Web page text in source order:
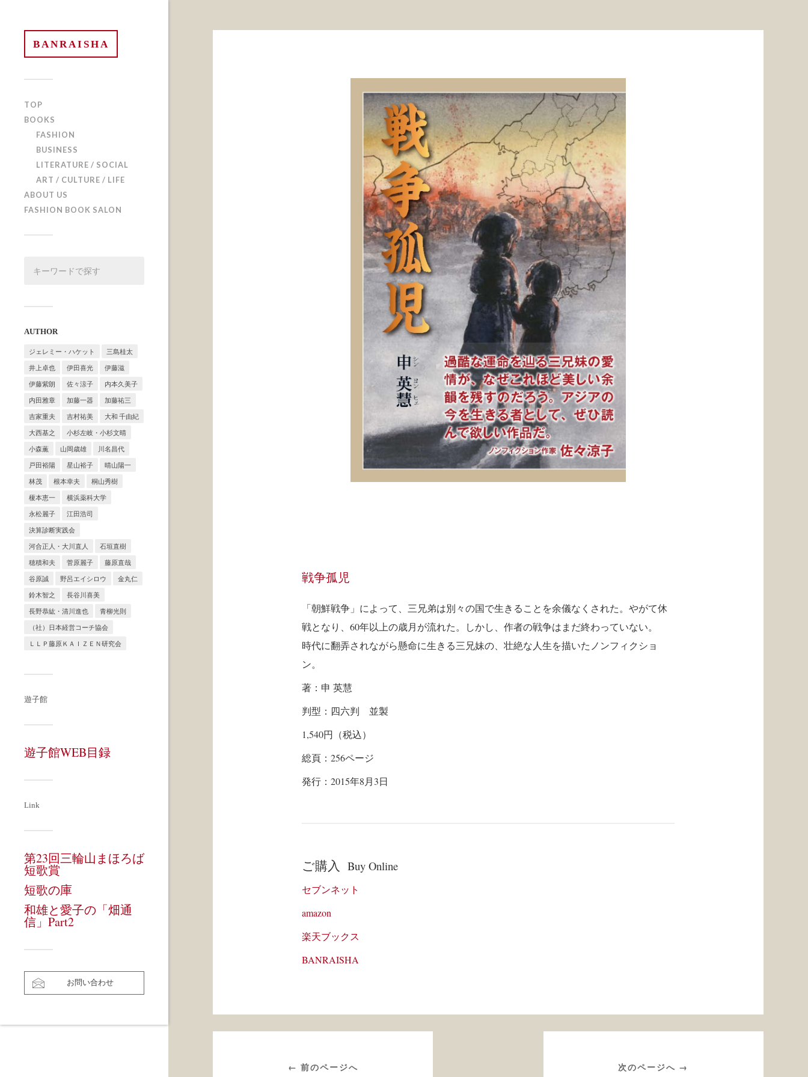
BANRAISHA
TOP
BOOKS
FASHION
BUSINESS
LITERATURE / SOCIAL
ART / CULTURE / LIFE
ABOUT US
FASHION BOOK SALON
AUTHOR
ジェレミー・ハケット 三島桂太
井上卓也 伊田喜光 伊藤滋
伊藤紫朗 佐々涼子 内本久美子
内田雅章 加藤一器 加藤祐三
吉家重夫 吉村祐美 大和 千由紀
大西基之 小杉左岐・小杉文晴
小森薫 山岡歳雄 川名昌代
戸田裕陽 星山裕子 晴山陽一
林茂 根本幸夫 桐山秀樹
榎本恵一 横浜薬科大学
永松麗子 江田浩司
決算診断実践会
河合正人・大川直人 石垣直樹
穂積和夫 菅原麗子 藤原直哉
谷原誠 野呂エイシロウ 金丸仁
鈴木智之 長谷川喜美
長野恭紘・清川進也 青柳光則
（社）日本経営コーチ協会
ＬＬＰ藤原ＫＡＩＺＥＮ研究会
遊子館
遊子館WEB目録
Link
第23回三輪山まほろば
短歌賞
短歌の庫
和雄と愛子の「畑通
信」Part2
お問い合わせ
戦争孤児
「朝鮮戦争」によって、三兄弟は別々の国で生きることを余儀なくされた。やがて休
戦となり、60年以上の歳月が流れた。しかし、作者の戦争はまだ終わっていない。
時代に翻弄されながら懸命に生きる三兄妹の、壮絶な人生を描いたノンフィクショ
ン。
著：申 英慧
判型：四六判 並製
1,540円（税込）
総頁： 256ページ
発行： 2015年8月3日
ご購入 Buy Online
セブンネット
amazon
楽天ブックス
BANRAISHA
← 前のページへ 次のページへ →